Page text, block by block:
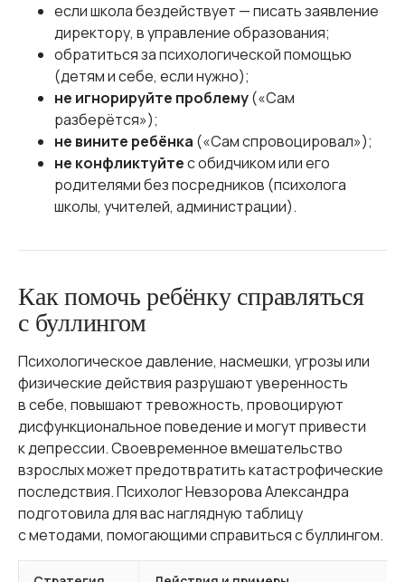
если школа бездействует — писать заявление
директору, в управление образования;
обратиться за психологической помощью
(детям и себе, если нужно);
не игнорируйте проблему(«Сам
разберётся»);
не вините ребёнка («Сам спровоцировал»);
не конфликтуйтес обидчиком или его
родителями без посредников (психолога
школы, учителей, администрации).
Как помочь ребёнку справляться
с буллингом
Психологическое давление, насмешки, угрозы или
физические действия разрушают уверенность
в себе, повышают тревожность, провоцируют
дисфункциональное поведение и могут привести
к депрессии. Своевременное вмешательство
взрослых может предотвратить катастрофические
последствия. Психолог Невзорова Александра
подготовила для вас наглядную таблицу
с методами, помогающими справиться с буллингом.